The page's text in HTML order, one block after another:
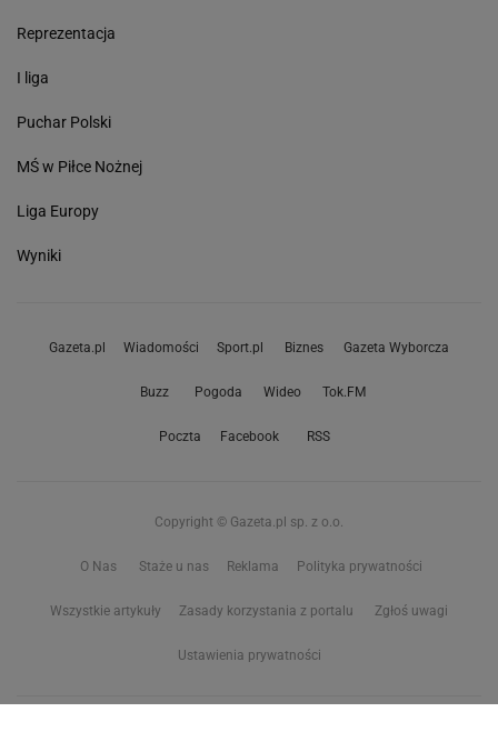
Reprezentacja
I liga
Puchar Polski
MŚ w Piłce Nożnej
Liga Europy
Wyniki
Gazeta.pl Wiadomości Sport.pl Biznes Gazeta Wyborcza
Buzz Pogoda Wideo Tok.FM
Poczta Facebook RSS
Copyright © Gazeta.pl sp. z o.o.
O Nas Staże u nas Reklama Polityka prywatności
Wszystkie artykuły Zasady korzystania z portalu Zgłoś uwagi
Ustawienia prywatności